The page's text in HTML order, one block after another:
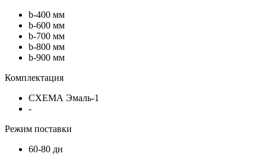
b-400 мм
b-600 мм
b-700 мм
b-800 мм
b-900 мм
Комплектация
СХЕМА Эмаль-1
-
Режим поставки
60-80 дн